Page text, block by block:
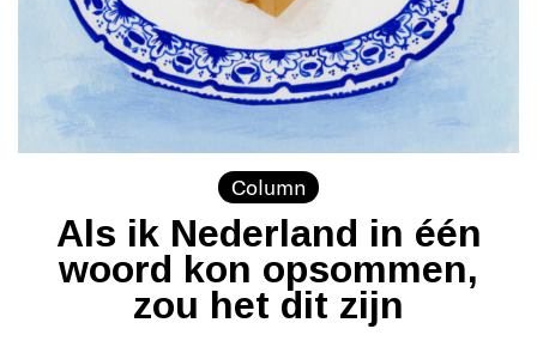
Column
Als ik Nederland in één
woord kon opsommen,
zou het dit zijn